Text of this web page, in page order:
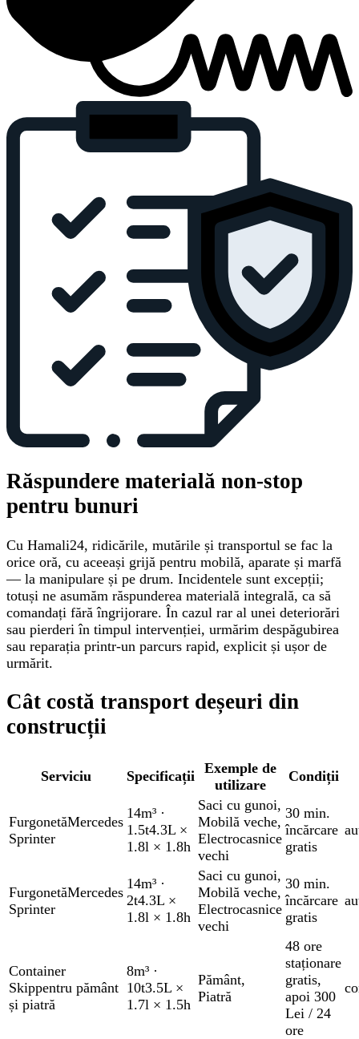
Răspundere materială non-stop
pentru bunuri
Cu Hamali24, ridicările, mutările și transportul se fac la
orice oră, cu aceeași grijă pentru mobilă, aparate și marfă
— la manipulare și pe drum. Incidentele sunt excepții;
totuși ne asumăm răspunderea materială integrală, ca să
comandați fără îngrijorare. În cazul rar al unei deteriorări
sau pierderi în timpul intervenției, urmărim despăgubirea
sau reparația printr-un parcurs rapid, explicit și ușor de
urmărit.
Cât costă transport deșeuri din
construcții
Serviciu Specificații
Exemple de
utilizare
Condiții
FurgonetăMercedes
Sprinter
14m³ ·
1.5t4.3L ×
1.8l × 1.8h
Saci cu gunoi,
Mobilă veche,
Electrocasnice
vechi
30 min.
încărcare
gratis
FurgonetăMercedes
Sprinter
14m³ ·
2t4.3L ×
1.8l × 1.8h
Saci cu gunoi,
Mobilă veche,
Electrocasnice
vechi
30 min.
încărcare
gratis
Container
Skippentru pământ
și piatră
8m³ ·
10t3.5L ×
1.7l × 1.5h
Pământ,
Piatră
48 ore
staționare
gratis,
apoi 300
Lei / 24
ore